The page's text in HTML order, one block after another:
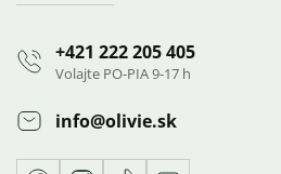
+421 222 205 405
Volajte PO-PIA 9-17 h
info@olivie.sk